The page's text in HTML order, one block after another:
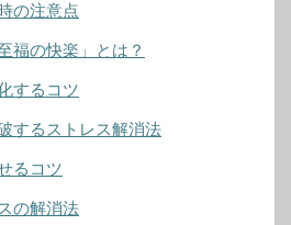
の注意点
福の快楽」とは？
するコツ
するストレス解消法
るコツ
の解消法